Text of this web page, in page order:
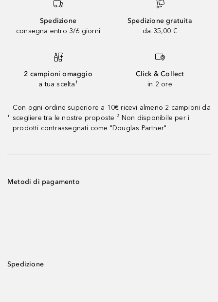
Spedizione
consegna entro 3/6 giorni
Spedizione gratuita
da 35,00 €
2 campioni omaggio
a tua scelta¹
Click & Collect
in 2 ore
¹
Con ogni ordine superiore a 10€ ricevi almeno 2 campioni da
scegliere tra le nostre proposte ² Non disponibile per i
prodotti contrassegnati come "Douglas Partner"
Metodi di pagamento
Spedizione